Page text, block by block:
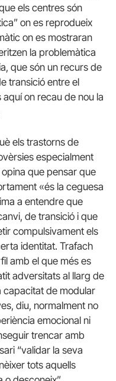
els centres són
on es reprodueix
on es mostraran
la problemàtica
que són un recurs de
transició entre el
aquí on recau de nou la
els trastorns de
especialment
que pensar que
«és la ceguesa
a entendre que
de transició i que
compulsivament els
identitat. Trafach
amb el que més es
adversitats al llarg de
capacitat de modular
diu, normalment no
emocional ni
trencar amb
“validar la seva
tots aquells